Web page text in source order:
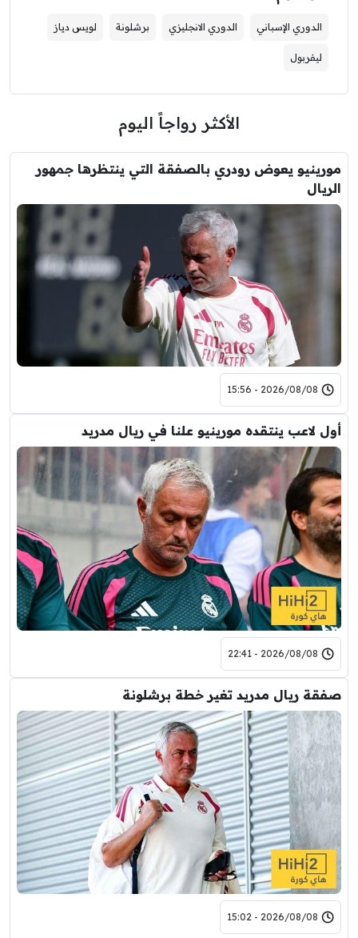
الدوري الإسباني الدوري الانجليزي برشلونة لويس دياز
ليفربول
الأكثر رواجاً اليوم
مورينيو يعوض رودري بالصفقة التي ينتظرها جمهور
الريال
2026/08/08 - 15:56
أول لاعب ينتقده مورينيو علنا في ريال مدريد
2026/08/08 - 22:41
صفقة ريال مدريد تغير خطة برشلونة
2026/08/08 - 15:02